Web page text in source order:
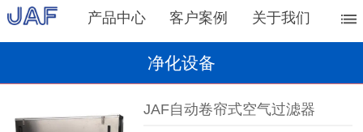
产品中心 客户案例 关于我们
净化设备
JAF自动卷帘式空气过滤器